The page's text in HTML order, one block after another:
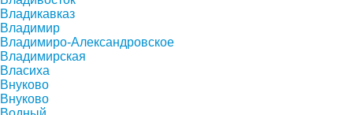
Владикавказ
Владимир
Владимиро-Александровское
Владимирская
Власиха
Внуково
Внуково